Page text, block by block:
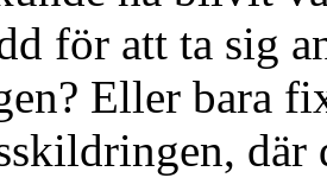
för att ta sig
Eller bara
där